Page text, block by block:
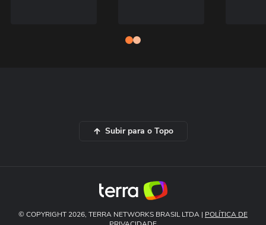
Subir para o Topo
© COPYRIGHT 2026, TERRA NETWORKS BRASIL LTDA | POLÍTICA DE